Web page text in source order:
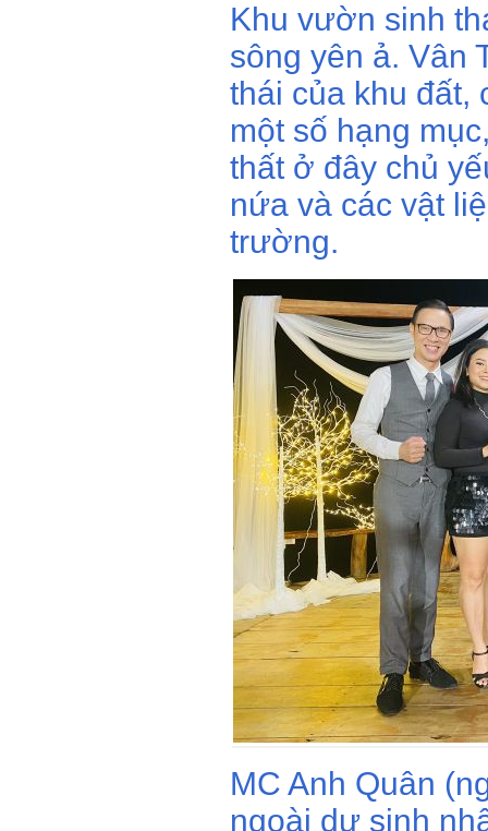
Khu vườn sinh
sông yên ả. Vân
thái của khu đất,
một số hạng
thất ở đây chủ
nứa và các vật
trường.
MC Anh Quân
ngoài dự sinh